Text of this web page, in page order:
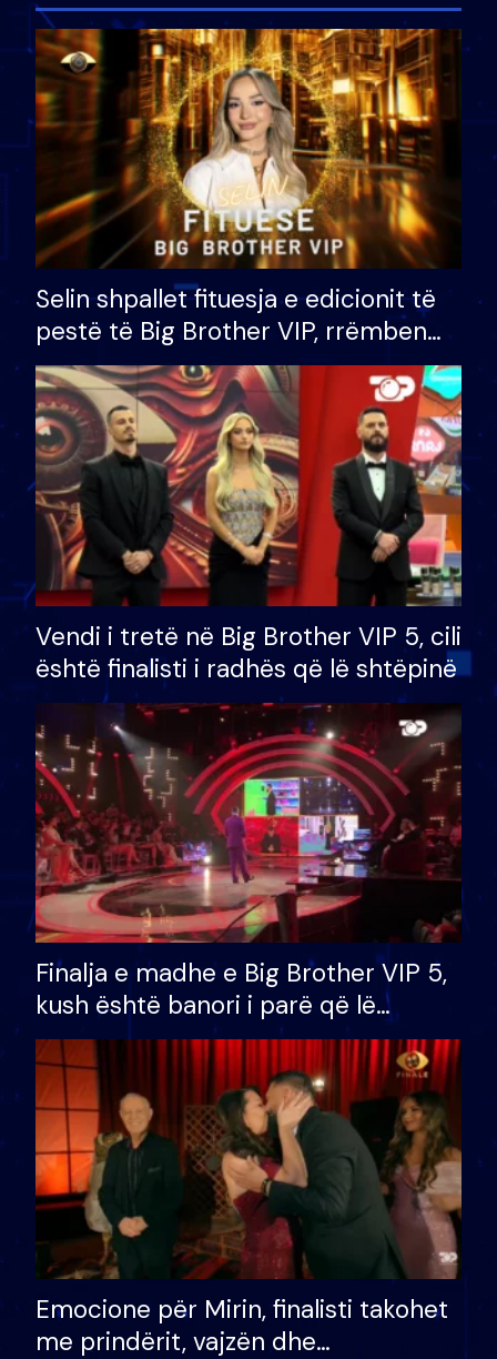
Selin shpallet fituesja e edicionit të
pestë të Big Brother VIP, rrëmben
çmimin e madh prej 100 mijë eurosh
Vendi i tretë në Big Brother VIP 5, cili
është finalisti i radhës që lë shtëpinë
Finalja e madhe e Big Brother VIP 5,
kush është banori i parë që lë
shtëpinë dhe humb mundësinë për
të fituar çmimin e madh
Emocione për Mirin, finalisti takohet
me prindërit, vajzën dhe